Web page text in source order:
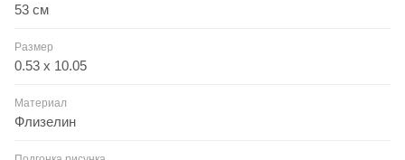
53 см
Размер
0.53 x 10.05
Материал
Флизелин